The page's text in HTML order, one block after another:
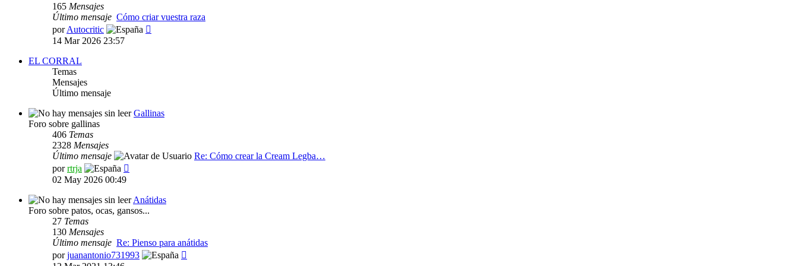
165 Mensajes
Último mensaje Cómo criar vuestra raza
porAutocritic
14 Mar 2026 23:57
EL CORRAL
Temas
Mensajes
Último mensaje
Gallinas
Foro sobre gallinas
406 Temas
2328 Mensajes
Último mensaje
Re: Cómo crear la Cream Legba…
porrtrja
02 May 2026 00:49
Anátidas
Foro sobre patos, ocas, gansos...
27 Temas
130 Mensajes
Último mensaje Re: Pienso para anátidas
porjuanantonio731993